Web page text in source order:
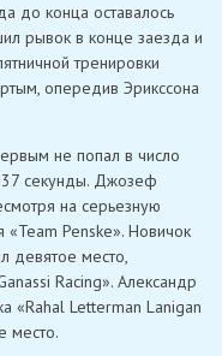
до конца оставалось
рывок в конце заезда и
тренировки
опередив Эрикссона
не попал в число
секунды. Джозеф
на серьезную
Penske». Новичок
девятое место,
Racing». Александр
«Rahal Letterman Lanigan
место.